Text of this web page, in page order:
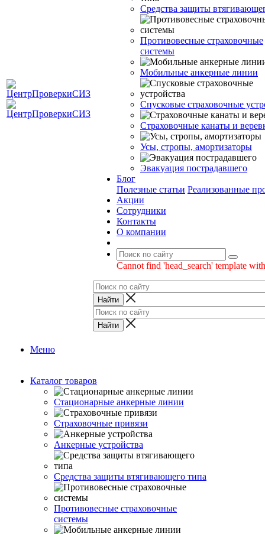
Средства защиты
Противовесные страховочные
системы
Мобильные анкерные линии
Спусковые страховочные
Страховочные канаты и
Усы, стропы, амортизаторы
Эвакуация пострадавшего
Блог
Полезные статьи Реализованные
Акции
Сотрудники
Контакты
О компании
Cannot find 'head_search' template
Меню
Каталог товаров
Стационарные анкерные линии
Страховочные привязи
Анкерные устройства
Средства защиты втягивающего типа
Противовесные страховочные
системы